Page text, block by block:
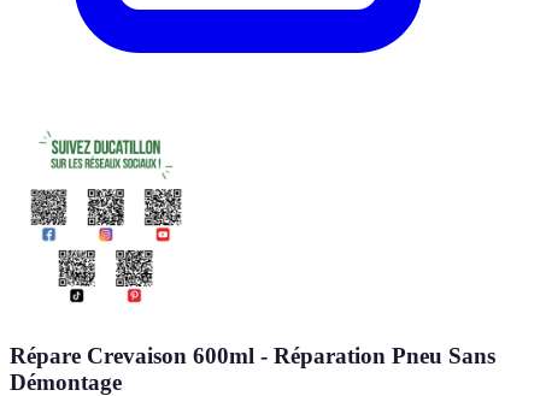
Répare Crevaison 600ml - Réparation Pneu Sans
Démontage